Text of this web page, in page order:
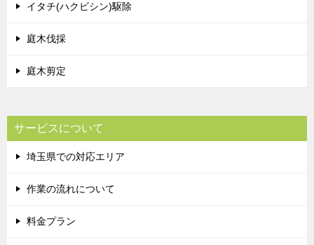
イタチ(ハクビシン)駆除
庭木伐採
庭木剪定
サービスについて
埼玉県での対応エリア
作業の流れについて
料金プラン